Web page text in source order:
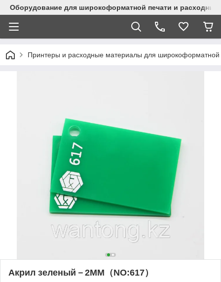
Оборудование для широкоформатной печати и
Принтеры и расходные материалы для широкоформатной
Акрил зеленый－2MM（NO:617）